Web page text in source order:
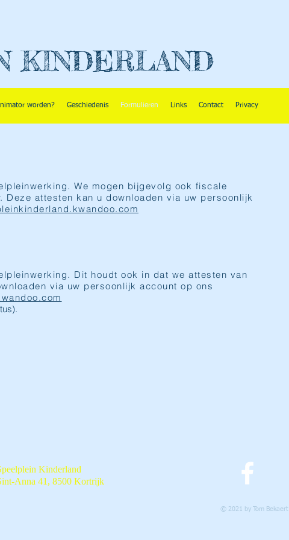
KINDERLAND
worden? Geschiedenis Formulieren Links Contact Privacy
We mogen bijgevolg ook fiscale
attesten kan u downloaden via uw persoonlijk
Dit houdt ook in dat we attesten van
via uw persoonlijk account op ons
© 2021 by Tom Bekaert
Kinderland
Anna 41, 8500 Kortrijk